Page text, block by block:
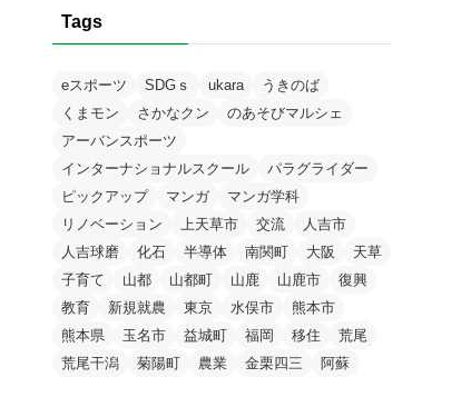
Tags
eスポーツ SDGｓ ukara
うきのば
くまモン
さかなクン
のあそびマルシェ
アーバンスポーツ
インターナショナルスクール
パラグライダー
ピックアップ
マンガ
マンガ学科
リノベーション
上天草市 交流
人吉市
人吉球磨
化石 半導体 南関町 大阪
天草
子育て
山都 山都町 山鹿 山鹿市
復興
教育
新規就農 東京 水俣市
熊本市
熊本県
玉名市 益城町 福岡 移住
荒尾
荒尾干潟
菊陽町 農業 金栗四三 阿蘇